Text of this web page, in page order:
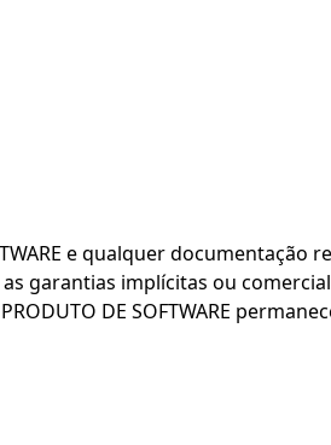
e qualquer documentação
garantias implícitas ou
DE SOFTWARE